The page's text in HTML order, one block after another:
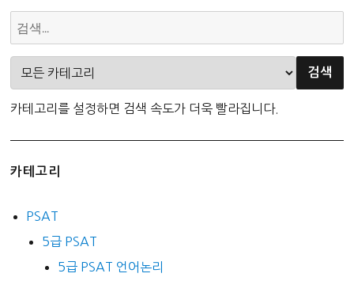
카테고리를 설정하면 검색 속도가 더욱 빨라집니다.
카테고리
PSAT
5급 PSAT
5급 PSAT 언어논리